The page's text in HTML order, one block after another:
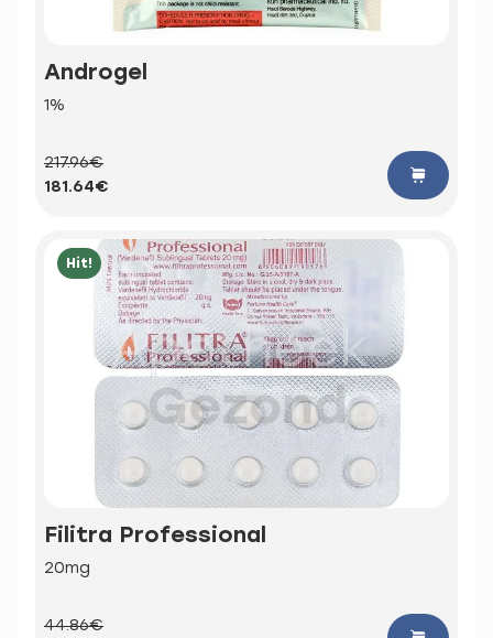
Androgel
1%
217.96€
181.64€
Hit!
Filitra Professional
20mg
44.86€